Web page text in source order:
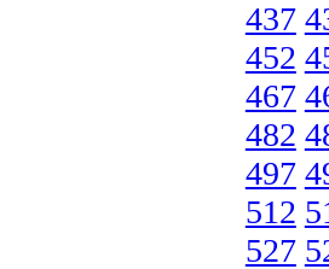
437
452
467
482
497
512
527